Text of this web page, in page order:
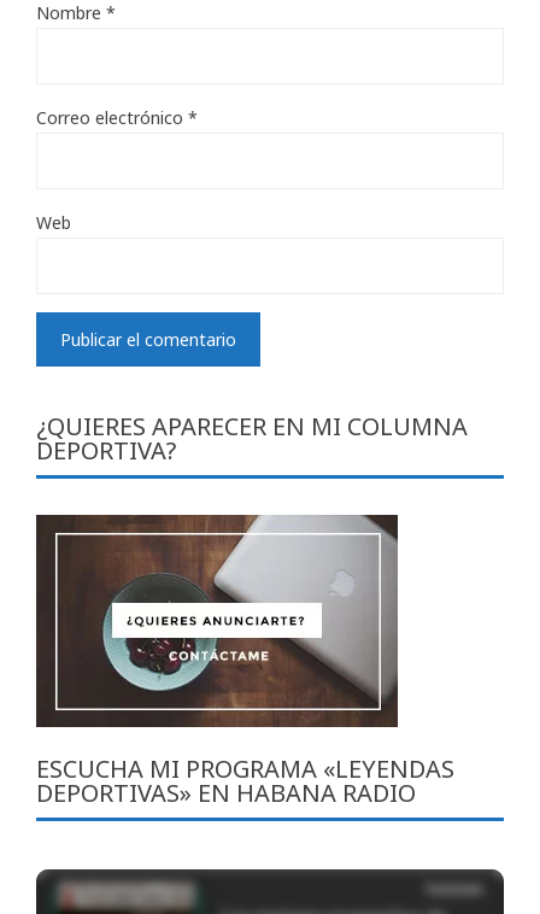
Nombre *
Correo electrónico *
Web
¿QUIERES APARECER EN MI COLUMNA
DEPORTIVA?
ESCUCHA MI PROGRAMA «LEYENDAS
DEPORTIVAS» EN HABANA RADIO